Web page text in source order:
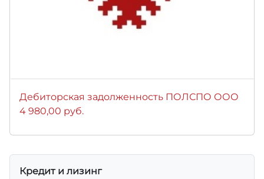
Дебиторская задолженность ПОЛСПО ООО
4 980,00 руб.
Кредит и лизинг